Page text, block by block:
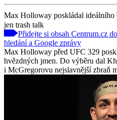
Max Holloway poskládal
jen trash talk
Přidejte si obsah Centrum.cz
hledání a Google zprávy
Max Holloway před UFC 329
hvězdných jmen. Do výběru dal
i McGregorovu nejslavnější zbraň